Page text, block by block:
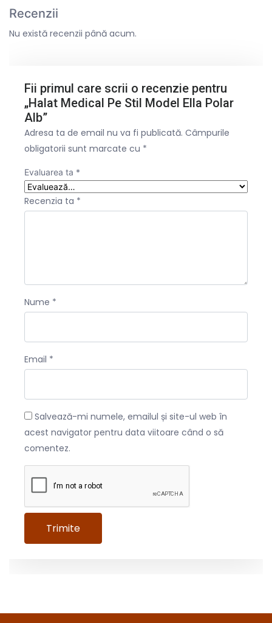
Recenzii
Nu există recenzii până acum.
Fii primul care scrii o recenzie pentru
„Halat Medical Pe Stil Model Ella Polar
Alb”
Adresa ta de email nu va fi publicată. Câmpurile
obligatorii sunt marcate cu *
Evaluarea ta *
Recenzia ta *
Nume *
Email *
Salvează-mi numele, emailul și site-ul web în
acest navigator pentru data viitoare când o să
comentez.